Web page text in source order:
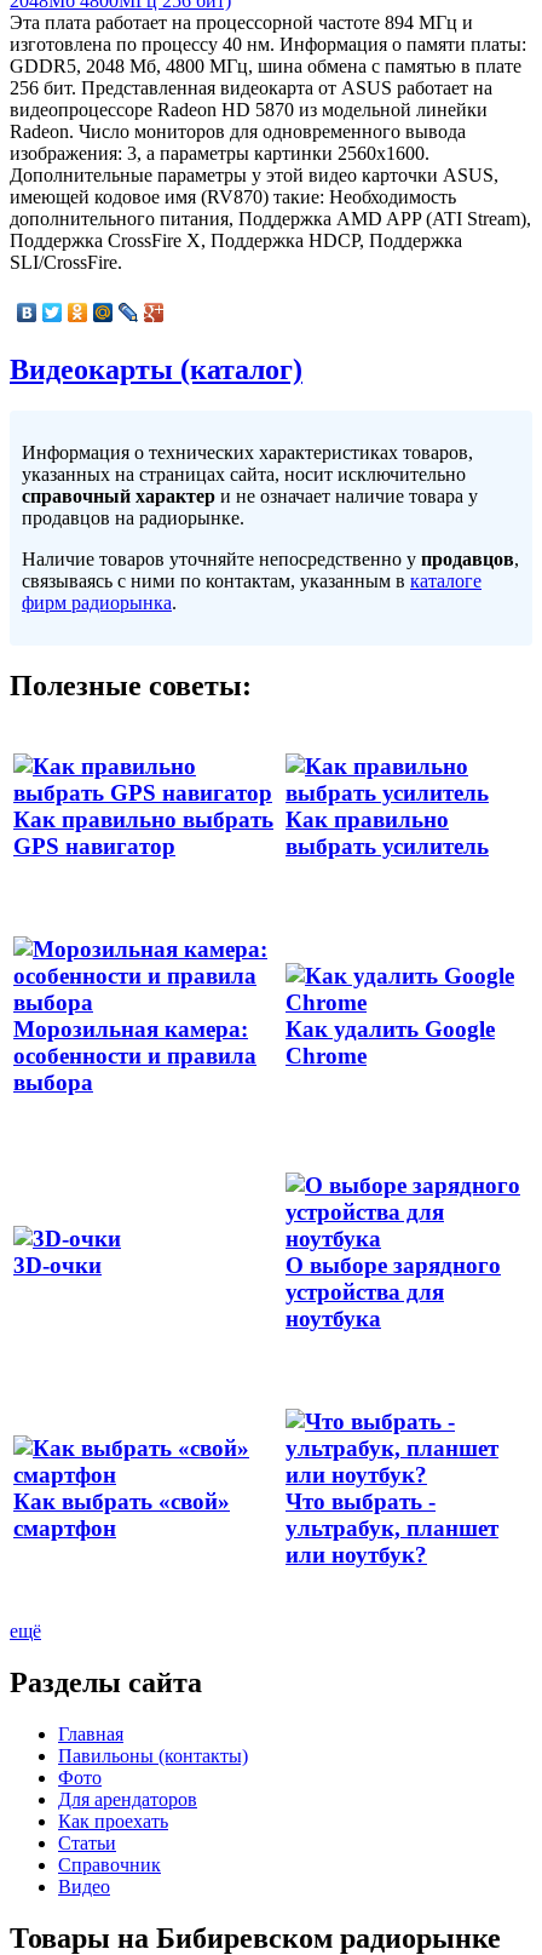
Эта плата работает на процессорной частоте 894 МГц и
изготовлена по процессу 40 нм. Информация о памяти платы:
GDDR5, 2048 Мб, 4800 МГц, шина обмена с памятью в плате
256 бит. Представленная видеокарта от ASUS работает на
видеопроцессоре Radeon HD 5870 из модельной линейки
Radeon. Число мониторов для одновременного вывода
изображения: 3, а параметры картинки 2560x1600.
Дополнительные параметры у этой видео карточки ASUS,
имеющей кодовое имя (RV870) такие: Необходимость
дополнительного питания, Поддержка AMD APP (ATI Stream),
Поддержка CrossFire X, Поддержка HDCP, Поддержка
SLI/CrossFire.
Видеокарты (каталог)
Информация о технических характеристиках товаров,
указанных на страницах сайта, носит исключительно
справочный характер и не означает наличие товара у
продавцов на радиорынке.
Наличие товаров уточняйте непосредственно у продавцов,
связываясь с ними по контактам, указанным в каталоге
фирм радиорынка.
Полезные советы:
Как правильно выбрать
GPS навигатор
Как правильно
выбрать усилитель
Морозильная камера:
особенности и правила
выбора
Как удалить Google
Chrome
3D-очки
О выборе зарядного
устройства для
ноутбука
Как выбрать «свой»
смартфон
Что выбрать -
ультрабук, планшет
или ноутбук?
ещё
Разделы сайта
Главная
Павильоны (контакты)
Фото
Для арендаторов
Как проехать
Статьи
Справочник
Видео
Товары на Бибиревском радиорынке